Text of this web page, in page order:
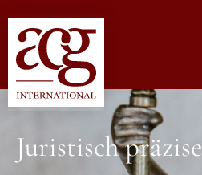
Juristisch präzise